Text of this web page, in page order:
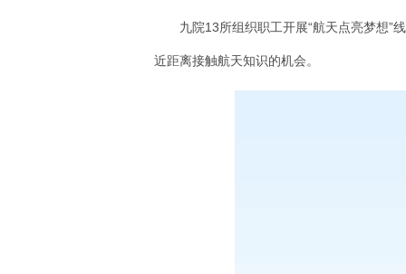
九院13所组织职工开展“航天点亮梦想”
近距离接触航天知识的机会。